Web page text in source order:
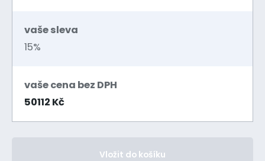
vaše sleva
15%
vaše cena bez DPH
50112 Kč
Vložit do košíku